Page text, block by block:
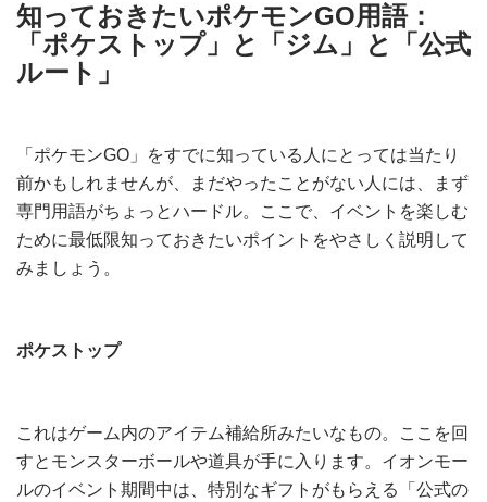
知っておきたいポケモンGO用語：
「ポケストップ」と「ジム」と「公式
ルート」
「ポケモンGO」をすでに知っている人にとっては当たり
前かもしれませんが、まだやったことがない人には、まず
専門用語がちょっとハードル。ここで、イベントを楽しむ
ために最低限知っておきたいポイントをやさしく説明して
みましょう。
ポケストップ
これはゲーム内のアイテム補給所みたいなもの。ここを回
すとモンスターボールや道具が手に入ります。イオンモー
ルのイベント期間中は、特別なギフトがもらえる「公式の